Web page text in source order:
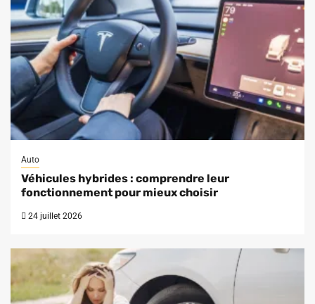
Auto
Véhicules hybrides : comprendre leur
fonctionnement pour mieux choisir
24 juillet 2026